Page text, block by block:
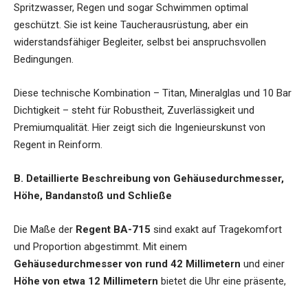
Spritzwasser, Regen und sogar Schwimmen optimal
geschützt. Sie ist keine Taucherausrüstung, aber ein
widerstandsfähiger Begleiter, selbst bei anspruchsvollen
Bedingungen.
Diese technische Kombination – Titan, Mineralglas und 10 Bar
Dichtigkeit – steht für Robustheit, Zuverlässigkeit und
Premiumqualität. Hier zeigt sich die Ingenieurskunst von
Regent in Reinform.
B. Detaillierte Beschreibung von Gehäusedurchmesser,
Höhe, Bandanstoß und Schließe
Die Maße der Regent BA-715 sind exakt auf Tragekomfort
und Proportion abgestimmt. Mit einem
Gehäusedurchmesser von rund 42 Millimetern und einer
Höhe von etwa 12 Millimetern bietet die Uhr eine präsente,